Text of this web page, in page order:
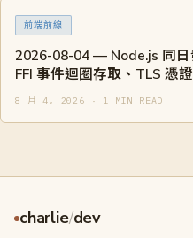
前端前線
2026-08-04 — Node.js 同日
FFI 事件迴圈存取、TLS 憑
8 月 4, 2026 · 1 MIN READ
charlie/dev